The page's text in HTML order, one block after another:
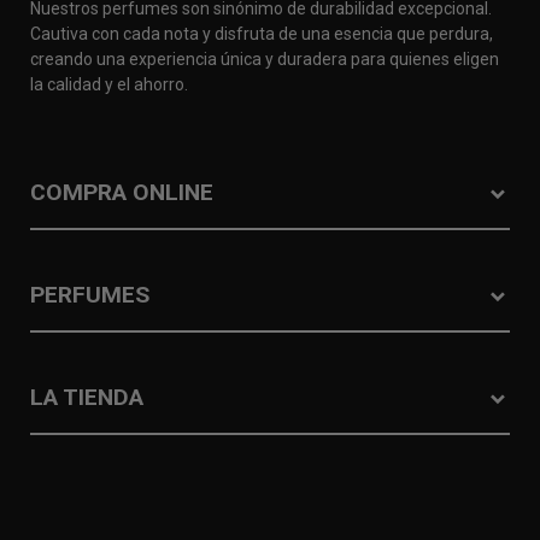
Nuestros perfumes son sinónimo de durabilidad excepcional.
Cautiva con cada nota y disfruta de una esencia que perdura,
creando una experiencia única y duradera para quienes eligen
la calidad y el ahorro.
COMPRA ONLINE
PERFUMES
LA TIENDA